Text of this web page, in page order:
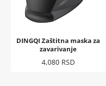
DINGQI Zaštitna maska za
zavarivanje
Cena
4,080 RSD